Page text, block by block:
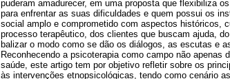
puderam amadurecer, em uma proposta que flexibiliza os
para enfrentar as suas dificuldades e quem possui os
social amplo e comprometido com aspectos históricos,
processo terapêutico, dos clientes que buscam ajuda,
balizar o modo como se dão os diálogos, as escutas e
Reconhecendo a psicoterapia como campo não
saúde, este artigo tem por objetivo refletir sobre os
às intervenções etnopsicológicas, tendo como cenário